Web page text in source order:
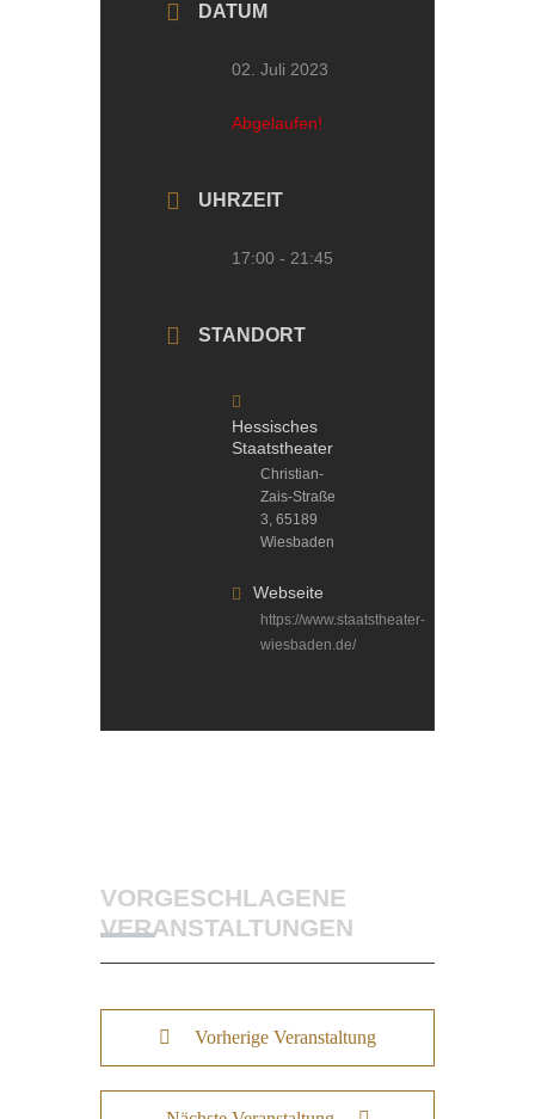
DATUM
02. Juli 2023
Abgelaufen!
UHRZEIT
17:00 - 21:45
STANDORT
Hessisches
Staatstheater
Christian-
Zais-Straße
3, 65189
Wiesbaden
Webseite
https://www.staatstheater-
wiesbaden.de/
VORGESCHLAGENE
VERANSTALTUNGEN
Vorherige Veranstaltung